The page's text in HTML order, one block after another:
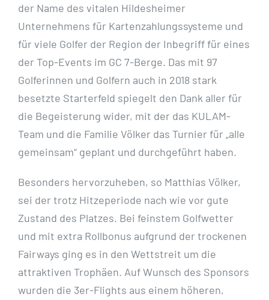
der Name des vitalen Hildesheimer
Unternehmens für Kartenzahlungssysteme und
für viele Golfer der Region der Inbegriff für eines
der Top-Events im GC 7-Berge. Das mit 97
Golferinnen und Golfern auch in 2018 stark
besetzte Starterfeld spiegelt den Dank aller für
die Begeisterung wider, mit der das KULAM-
Team und die Familie Völker das Turnier für „alle
gemeinsam“ geplant und durchgeführt haben.
Besonders hervorzuheben, so Matthias Völker,
sei der trotz Hitzeperiode nach wie vor gute
Zustand des Platzes. Bei feinstem Golfwetter
und mit extra Rollbonus aufgrund der trockenen
Fairways ging es in den Wettstreit um die
attraktiven Trophäen. Auf Wunsch des Sponsors
wurden die 3er-Flights aus einem höheren,